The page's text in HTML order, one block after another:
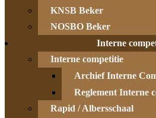
KNSB Beker
NOSBO Beker
Interne
Interne competitie
Archief Interne
Reglement Interne
Rapid / Albersschaal